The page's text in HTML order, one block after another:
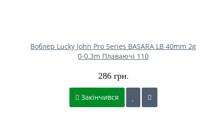
Воблер Lucky John Pro Series BASARA LB 40mm 2g
0-0.3m Плаваючі 110
286 грн.
Закінчився